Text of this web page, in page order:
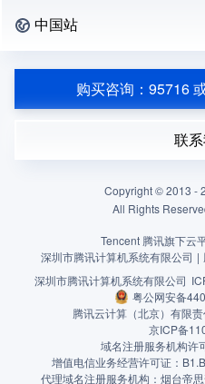
中国站
购买咨询：95716
联
Copyright © 2013 -
All Rights
Tencent 腾讯旗下云
深圳市腾讯计算机系统有限公司 |
深圳市腾讯计算机系统有限公司
粤公网安备
腾讯云计算（北京）有限责
京ICP备
域名注册服务机构许
增值电信业务经营许可证：
代理域名注册服务机构：烟台帝